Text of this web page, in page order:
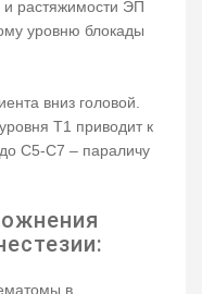
растяжимости ЭП
уровню блокады
вниз головой.
Т1 приводит к
С5-С7 – параличу
в